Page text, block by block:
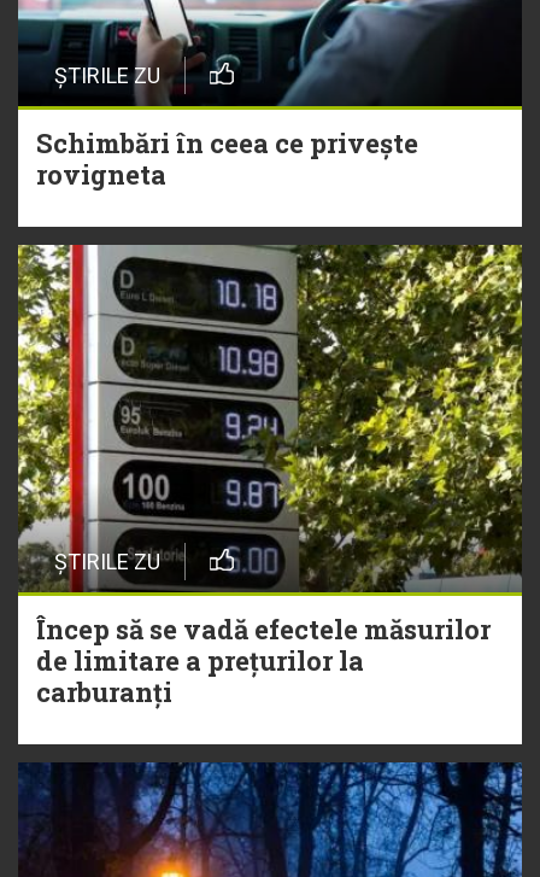
ȘTIRILE ZU
Schimbări în ceea ce privește
rovigneta
ȘTIRILE ZU
Încep să se vadă efectele măsurilor
de limitare a prețurilor la
carburanți